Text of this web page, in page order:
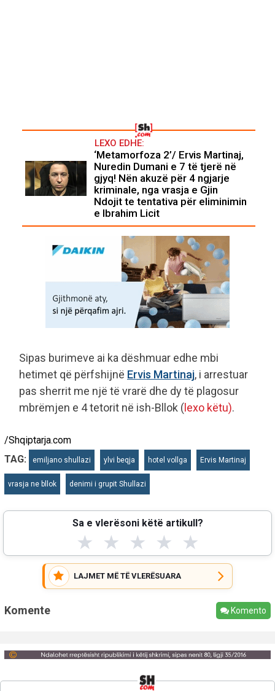
LEXO EDHE:
‘Metamorfoza 2’/ Ervis Martinaj,
Nuredin Dumani e 7 të tjerë në
gjyq! Nën akuzë për 4 ngjarje
kriminale, nga vrasja e Gjin
Ndojit te tentativa për eliminimin
e Ibrahim Licit
Sipas burimeve ai ka dëshmuar edhe mbi
hetimet që përfshijnë Ervis Martinaj, i arrestuar
pas sherrit me një të vrarë dhe dy të plagosur
mbrëmjen e 4 tetorit në ish-Bllok ( lexo këtu).
/Shqiptarja.com
TAG:
emiljano shullazi ylvi beqja hotel vollga Ervis Martinaj
vrasja ne bllok denimi i grupit Shullazi
Sa e vlerësoni këtë artikull?
★ ★ ★ ★ ★
LAJMET MË TË VLERËSUARA
Komente Komento